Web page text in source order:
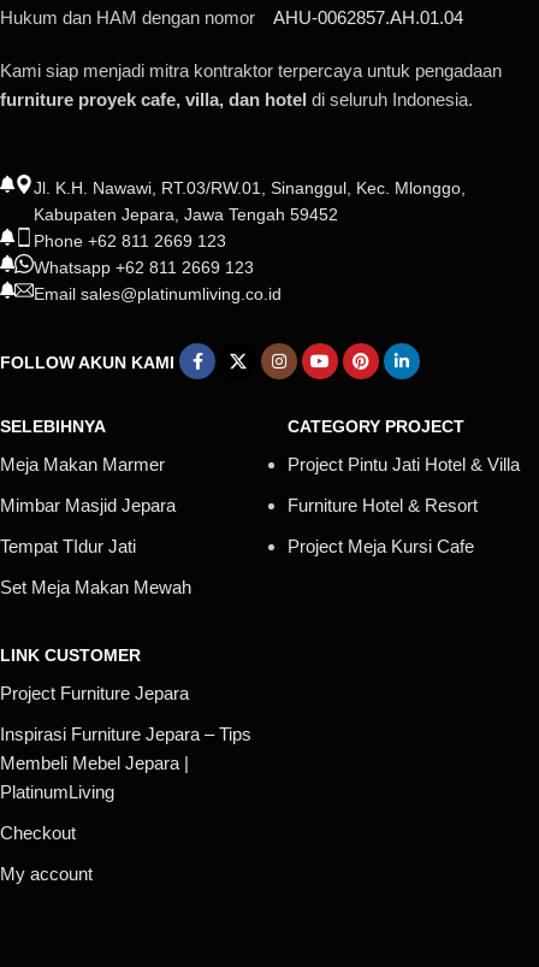
Hukum dan HAM dengan nomor AHU-0062857.AH.01.04
Kami siap menjadi mitra kontraktor terpercaya untuk pengadaan
furniture proyek cafe, villa, dan hotel di seluruh Indonesia.
Jl. K.H. Nawawi, RT.03/RW.01, Sinanggul, Kec. Mlonggo,
Kabupaten Jepara, Jawa Tengah 59452
Phone +62 811 2669 123
Whatsapp +62 811 2669 123
Email sales@platinumliving.co.id
FOLLOW AKUN KAMI
SELEBIHNYA
Meja Makan Marmer
Mimbar Masjid Jepara
Tempat TIdur Jati
Set Meja Makan Mewah
CATEGORY PROJECT
Project Pintu Jati Hotel & Villa
Furniture Hotel & Resort
Project Meja Kursi Cafe
LINK CUSTOMER
Project Furniture Jepara
Inspirasi Furniture Jepara – Tips
Membeli Mebel Jepara |
PlatinumLiving
Checkout
My account